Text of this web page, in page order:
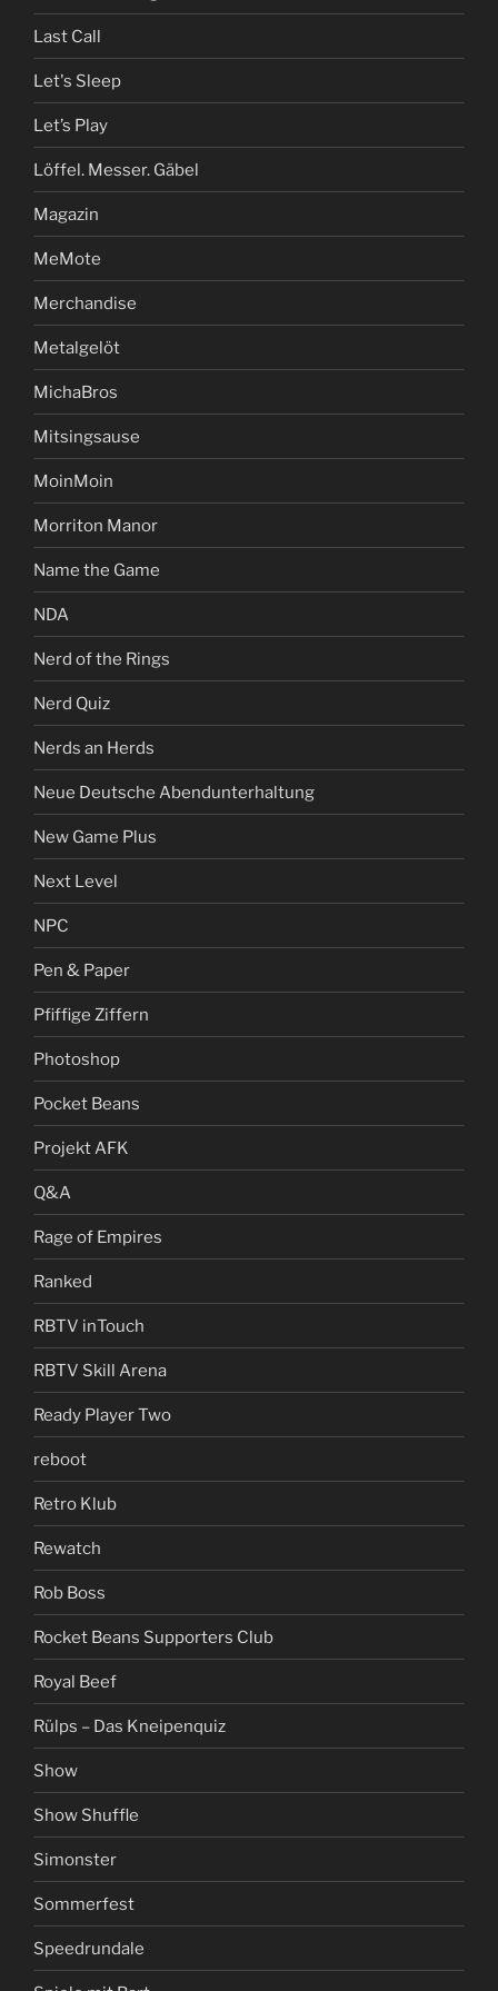
Last Call
Let's Sleep
Let’s Play
Löffel. Messer. Gäbel
Magazin
MeMote
Merchandise
Metalgelöt
MichaBros
Mitsingsause
MoinMoin
Morriton Manor
Name the Game
NDA
Nerd of the Rings
Nerd Quiz
Nerds an Herds
Neue Deutsche Abendunterhaltung
New Game Plus
Next Level
NPC
Pen & Paper
Pfiffige Ziffern
Photoshop
Pocket Beans
Projekt AFK
Q&A
Rage of Empires
Ranked
RBTV inTouch
RBTV Skill Arena
Ready Player Two
reboot
Retro Klub
Rewatch
Rob Boss
Rocket Beans Supporters Club
Royal Beef
Rülps – Das Kneipenquiz
Show
Show Shuffle
Simonster
Sommerfest
Speedrundale